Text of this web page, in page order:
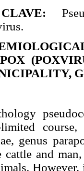
genus
cattle and